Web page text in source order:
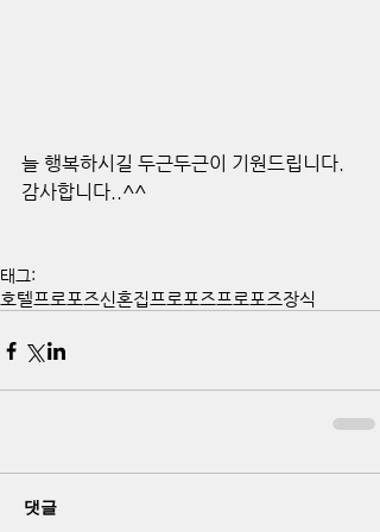
늘 행복하시길 두근두근이 기원드립니다.
감사합니다..^^
태그:
호텔프로포즈신혼집프로포즈프로포즈장식
댓글